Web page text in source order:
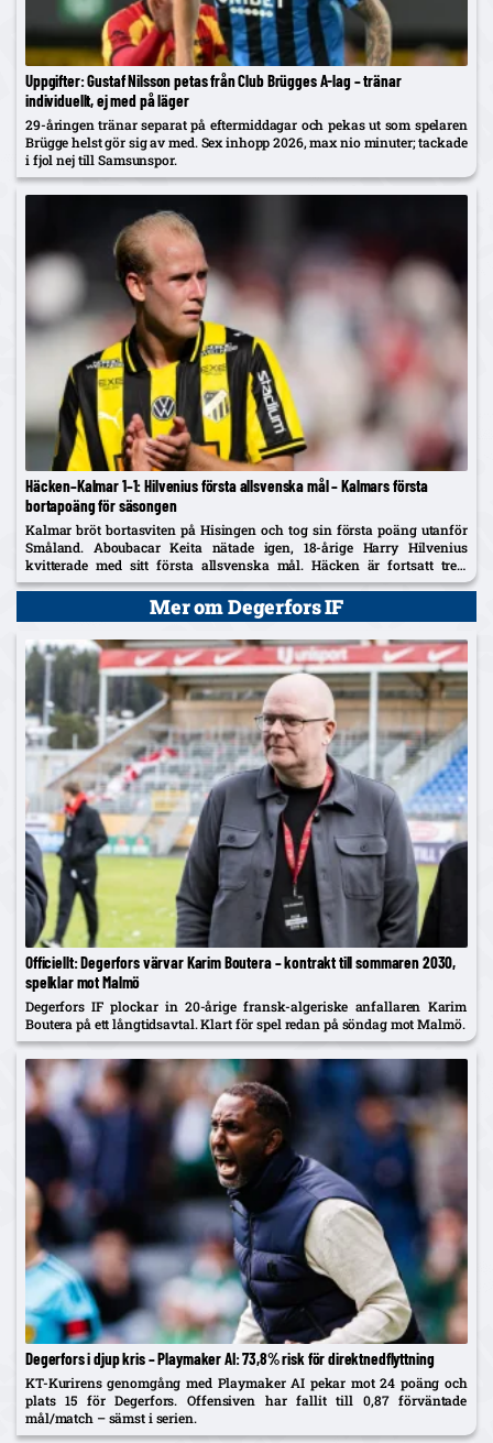
Uppgifter: Gustaf Nilsson petas från Club Brügges A-lag – tränar
individuellt, ej med på läger
29-åringen tränar separat på eftermiddagar och pekas ut som spelaren
Brügge helst gör sig av med. Sex inhopp 2026, max nio minuter; tackade
i fjol nej till Samsunspor.
Häcken–Kalmar 1–1: Hilvenius första allsvenska mål – Kalmars första
bortapoäng för säsongen
Kalmar bröt bortasviten på Hisingen och tog sin första poäng utanför
Småland. Aboubacar Keita nätade igen, 18-årige Harry Hilvenius
kvitterade med sitt första allsvenska mål. Häcken är fortsatt trea,
Kalmar kliver upp på tionde plats.
Mer om Degerfors IF
Officiellt: Degerfors värvar Karim Boutera – kontrakt till sommaren 2030,
spelklar mot Malmö
Degerfors IF plockar in 20-årige fransk-algeriske anfallaren Karim
Boutera på ett långtidsavtal. Klart för spel redan på söndag mot Malmö.
Degerfors i djup kris – Playmaker AI: 73,8% risk för direktnedflyttning
KT-Kurirens genomgång med Playmaker AI pekar mot 24 poäng och
plats 15 för Degerfors. Offensiven har fallit till 0,87 förväntade
mål/match – sämst i serien.